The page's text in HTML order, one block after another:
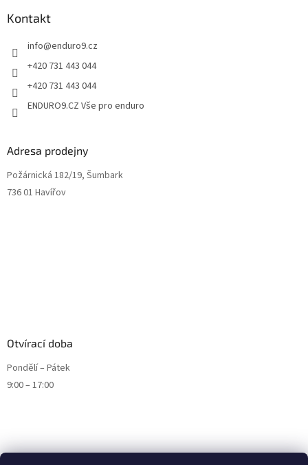
Kontakt
info@enduro9.cz
+420 731 443 044
+420 731 443 044
ENDURO9.CZ Vše pro enduro
Adresa prodejny
Požárnická 182/19, Šumbark
736 01 Havířov
Otvírací doba
Pondělí – Pátek
9:00 – 17:00